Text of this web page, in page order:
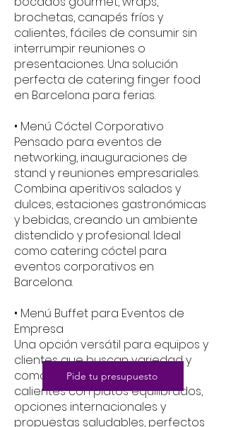
brochetas, canapés fríos y
calientes, fáciles de consumir sin
interrumpir reuniones o
presentaciones. Una solución
perfecta de catering finger food
en Barcelona para ferias.
• Menú Cóctel Corporativo
Pensado para eventos de
networking, inauguraciones de
stand y reuniones empresariales.
Combina aperitivos salados y
dulces, estaciones gastronómicas
y bebidas, creando un ambiente
distendido y profesional. Ideal
como catering cóctel para
eventos corporativos en
Barcelona.
• Menú Buffet para Eventos de
Empresa
Una opción versátil para equipos y
clientes que buscan variedad y
comodidad. Buffets fríos y
calientes con platos equilibrados,
opciones internacionales y
propuestas saludables, perfectos
Pide tu presupuesto